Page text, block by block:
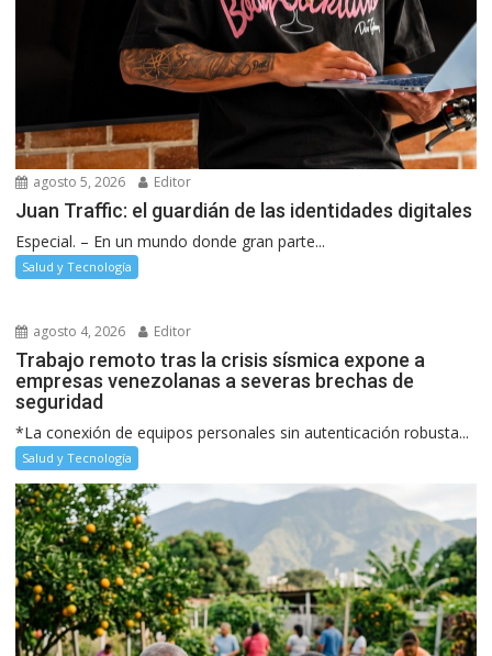
agosto 5, 2026 Editor
Juan Traffic: el guardián de las identidades digitales
Especial. – En un mundo donde gran parte...
Salud y Tecnología
agosto 4, 2026 Editor
Trabajo remoto tras la crisis sísmica expone a
empresas venezolanas a severas brechas de
seguridad
*La conexión de equipos personales sin autenticación robusta...
Salud y Tecnología